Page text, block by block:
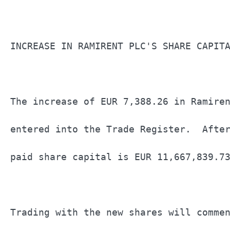
INCREASE IN RAMIRENT PLC'S SHARE
The increase of EUR 7,388.26 in
entered into the Trade Register.
paid share capital is EUR
Trading with the new shares